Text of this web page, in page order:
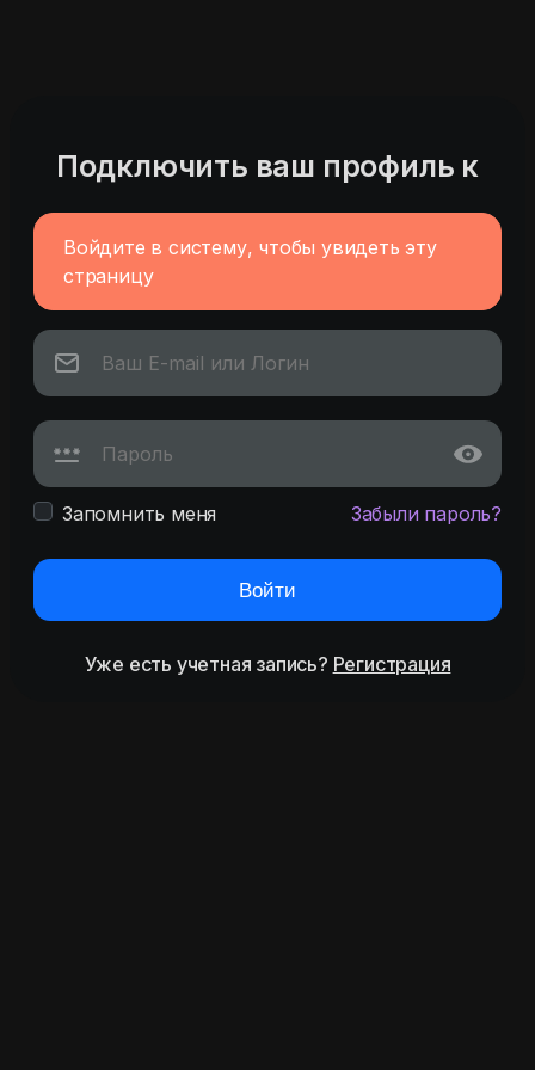
Подключить ваш профиль к
Войдите в систему, чтобы увидеть эту
страницу
Запомнить меня Забыли пароль?
Войти
Уже есть учетная запись? Регистрация